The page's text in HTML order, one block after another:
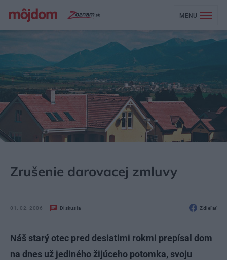
MENU
Zrušenie darovacej zmluvy
01. 02. 2006 Diskusia Zdieľať
Náš starý otec pred desiatimi rokmi prepísal dom
na dnes už jediného žijúceho potomka, svoju